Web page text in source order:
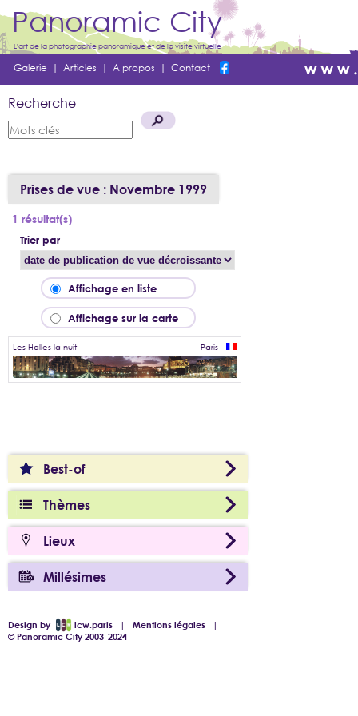
Panoramic City
L'art de la photographie panoramique et de la visite virtuelle
Galerie | Articles | A propos | Contact
Recherche
Best-of
Thèmes
Lieux
Millésimes
Prises de vue : Novembre 1999
1 résultat(s)
Trier par
Affichage en liste
Affichage sur la carte
Les Halles la nuit Paris
Design by lcw.paris |Mentions légales |
© Panoramic City 2003-2024